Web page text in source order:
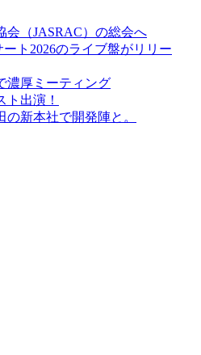
会（JASRAC）の総会へ
ト2026のライブ盤がリリー
濃厚ミーティング
ト出演！
新本社で開発陣と。